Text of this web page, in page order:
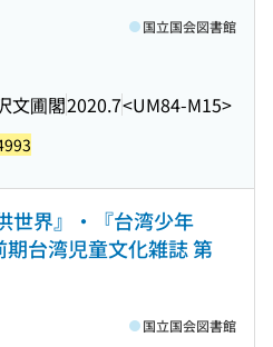
文圃閣2020.7<UM84-M15>
国立国会図書館
世界』・『台湾少年
期台湾児童文化雑誌 第
国立国会図書館